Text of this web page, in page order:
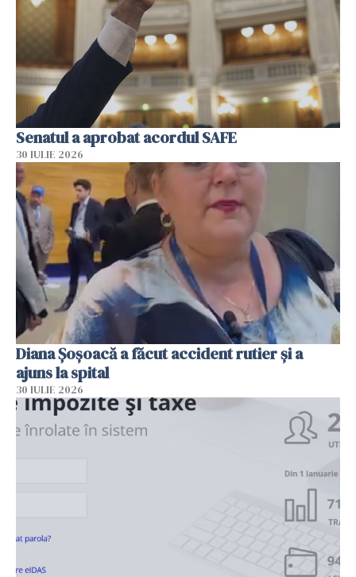
Senatul a aprobat acordul SAFE
30 IULIE 2026
Diana Șoșoacă a făcut accident rutier și a
ajuns la spital
30 IULIE 2026